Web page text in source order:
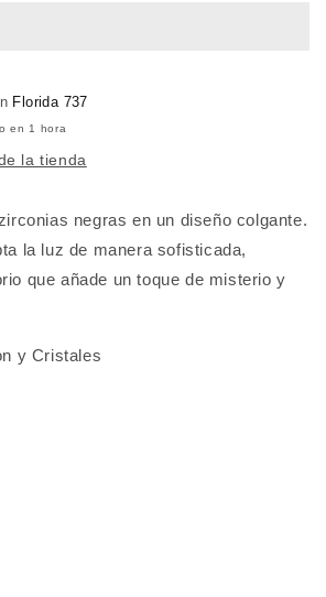
Florida 737
en 1 hora
la tienda
negras en un diseño colgante.
la luz de manera sofisticada,
que añade un toque de misterio y
y Cristales